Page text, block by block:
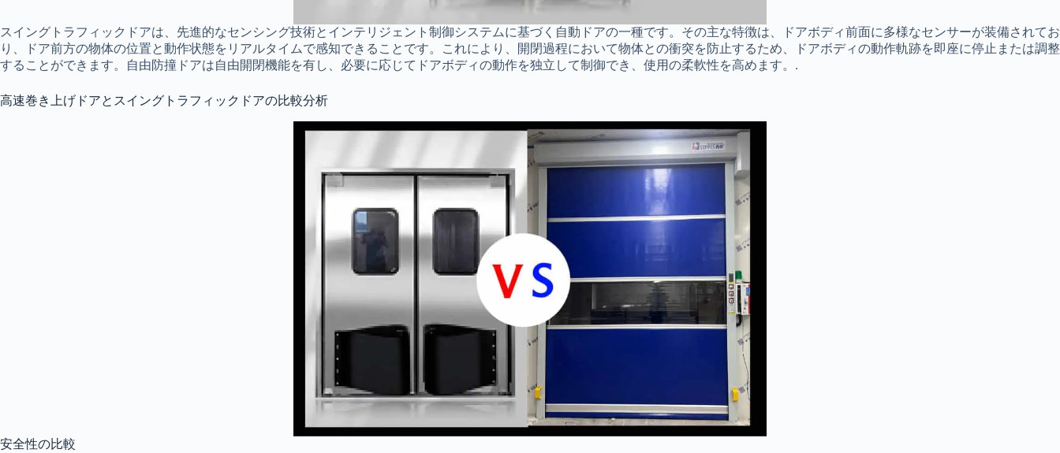
スイングトラフィックドアは、先進的なセンシング技術とインテリジェント制御システムに基づく自動ドアの一種です。その主な特徴は、ドアボディ前面に多様なセンサーが装備されてお
り、ドア前方の物体の位置と動作状態をリアルタイムで感知できることです。これにより、開閉過程において物体との衝突を防止するため、ドアボディの動作軌跡を即座に停止または調整
することができます。自由防撞ドアは自由開閉機能を有し、必要に応じてドアボディの動作を独立して制御でき、使用の柔軟性を高めます。.
高速巻き上げドアとスイングトラフィックドアの比較分析
安全性の比較